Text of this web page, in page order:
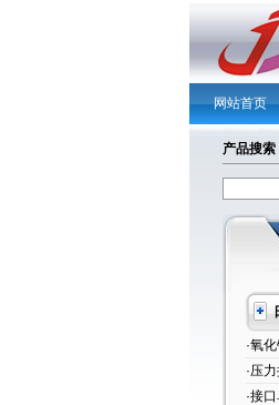
网站首页
产品搜索
·氧
·压
·接